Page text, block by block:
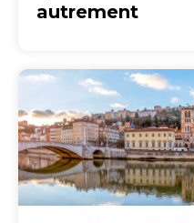
autrement